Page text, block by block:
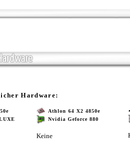
Hardware:
Athlon 64 X2 4850e
Nvidia Geforce 880
Keine